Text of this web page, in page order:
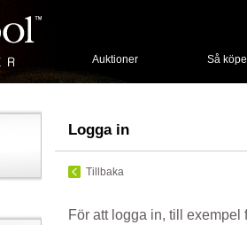
Auktioner Så
Logga in
Tillbaka
För att logga in, till exempel